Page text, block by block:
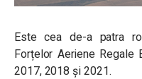
Este cea de-a patra
Forțelor Aeriene Regale
2017, 2018 și 2021.